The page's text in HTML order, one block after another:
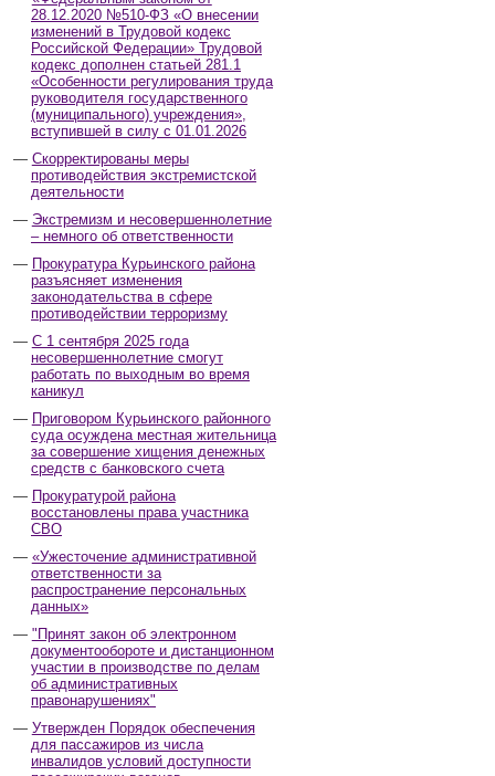
28.12.2020 №510-ФЗ «О внесении
изменений в Трудовой кодекс
Российской Федерации» Трудовой
кодекс дополнен статьей 281.1
«Особенности регулирования труда
руководителя государственного
(муниципального) учреждения»,
вступившей в силу с 01.01.2026
Скорректированы меры
противодействия экстремистской
деятельности
Экстремизм и несовершеннолетние
– немного об ответственности
Прокуратура Курьинского района
разъясняет изменения
законодательства в сфере
противодействии терроризму
С 1 сентября 2025 года
несовершеннолетние смогут
работать по выходным во время
каникул
Приговором Курьинского районного
суда осуждена местная жительница
за совершение хищения денежных
средств с банковского счета
Прокуратурой района
восстановлены права участника
СВО
«Ужесточение административной
ответственности за
распространение персональных
данных»
"Принят закон об электронном
документообороте и дистанционном
участии в производстве по делам
об административных
правонарушениях"
Утвержден Порядок обеспечения
для пассажиров из числа
инвалидов условий доступности